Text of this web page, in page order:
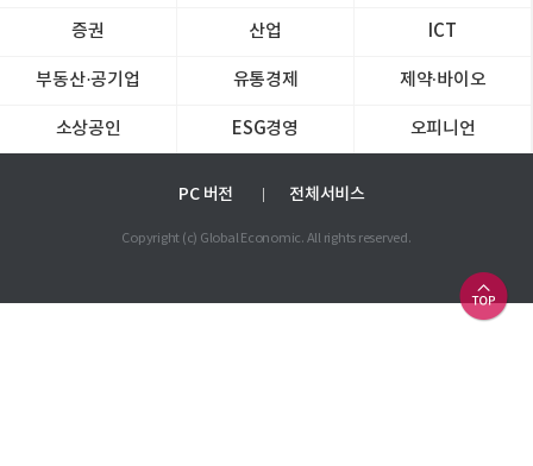
증권 산업 ICT
부동산·공기업 유통경제 제약∙바이오
소상공인 ESG경영 오피니언
PC 버전 전체서비스
Copyright (c) Global Economic. All rights reserved.